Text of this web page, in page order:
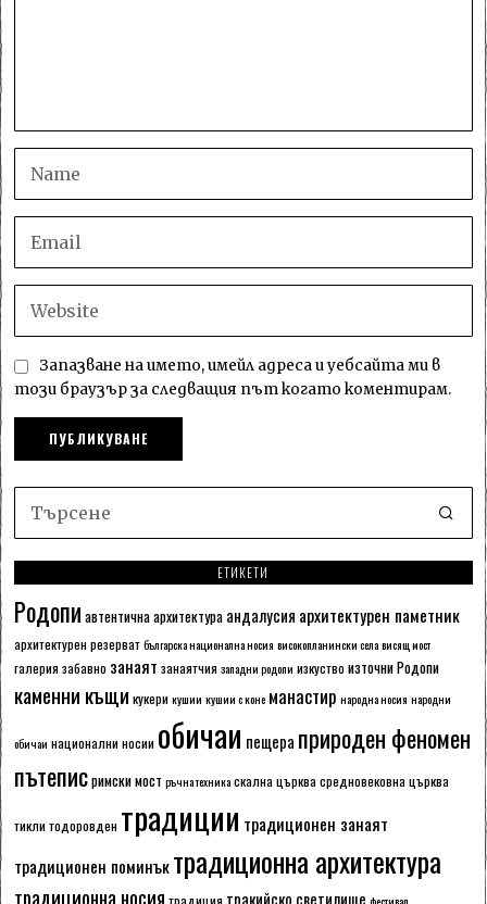
Запазване на името, имейл адреса и уебсайта ми в
този браузър за следващия път когато коментирам.
ЕТИКЕТИ
Родопи автентична архитектура андалусия архитектурен паметник
архитектурен резерват българска национална носия високопланински села висящ мост
галерия забавно занаят занаятчия западни родопи изкуство източни Родопи
каменни къщи кукери кушии кушии с коне манастир народна носия народни
обичаи национални носии обичаи пещера природен феномен
пътеписримски мост ръчна техника скална църквасредновековна църква
тикли тодоровден традиции традиционен занаят
традиционен поминъктрадиционна архитектура
традиционна носия тракийско светилище